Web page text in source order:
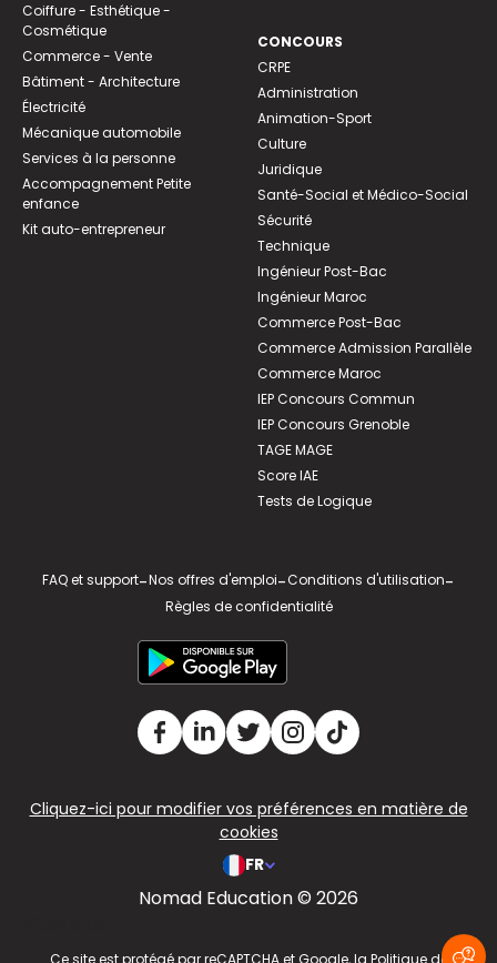
Coiffure - Esthétique -
Cosmétique
Commerce - Vente
Bâtiment - Architecture
Électricité
Mécanique automobile
Services à la personne
Accompagnement Petite
enfance
Kit auto-entrepreneur
CONCOURS
CRPE
Administration
Animation-Sport
Culture
Juridique
Santé-Social et Médico-Social
Sécurité
Technique
Ingénieur Post-Bac
Ingénieur Maroc
Commerce Post-Bac
Commerce Admission Parallèle
Commerce Maroc
IEP Concours Commun
IEP Concours Grenoble
TAGE MAGE
Score IAE
Tests de Logique
FAQ et support-Nos offres d'emploi-Conditions d'utilisation-
Règles de confidentialité
Cliquez-ici pour modifier vos préférences en matière de
cookies
FR
Nomad Education © 2026
Ce site est protégé par reCAPTCHA et Google, la Politique de